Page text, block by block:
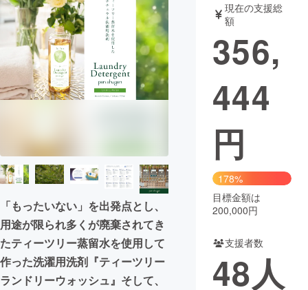
テクノロジー・ガジェット
映像・映画 書籍・雑誌
ビジネス・起業 チャレンジ
CAMPFIRE for Social Good CAMPFIRE Creation
CAMPFIREふるさと納税machi-ya コミュニティ
「もったいない」を出発点とし、
用途が限られ多くが廃棄されてき
たティーツリー蒸留水を使用して
作った洗濯用洗剤『ティーツリー
ランドリーウォッシュ』そして、
現在の支援総
額
356,
444
円
178%
目標金額は
200,000円
支援者数
48人